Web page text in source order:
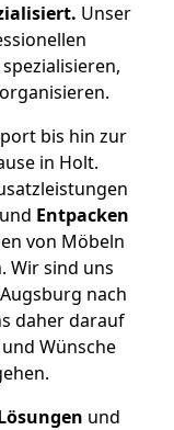
Unser
bis hin zur
in Holt.
und Entpacken
von Möbeln
Wir sind uns
nach
daher darauf
Wünsche
und